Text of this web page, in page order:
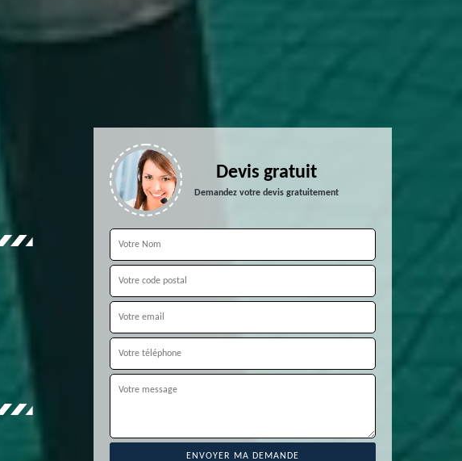
Devis gratuit
Demandez votre devis gratuitement